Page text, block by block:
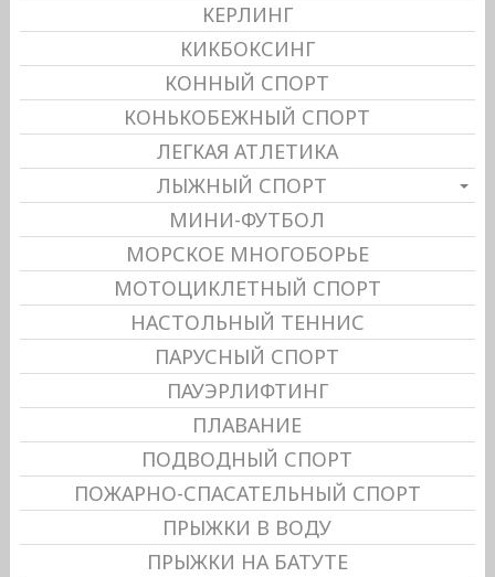
КЕРЛИНГ
КИКБОКСИНГ
КОННЫЙ СПОРТ
КОНЬКОБЕЖНЫЙ СПОРТ
ЛЕГКАЯ АТЛЕТИКА
ЛЫЖНЫЙ СПОРТ
МИНИ-ФУТБОЛ
МОРСКОЕ МНОГОБОРЬЕ
МОТОЦИКЛЕТНЫЙ СПОРТ
НАСТОЛЬНЫЙ ТЕННИС
ПАРУСНЫЙ СПОРТ
ПАУЭРЛИФТИНГ
ПЛАВАНИЕ
ПОДВОДНЫЙ СПОРТ
ПОЖАРНО-СПАСАТЕЛЬНЫЙ СПОРТ
ПРЫЖКИ В ВОДУ
ПРЫЖКИ НА БАТУТЕ